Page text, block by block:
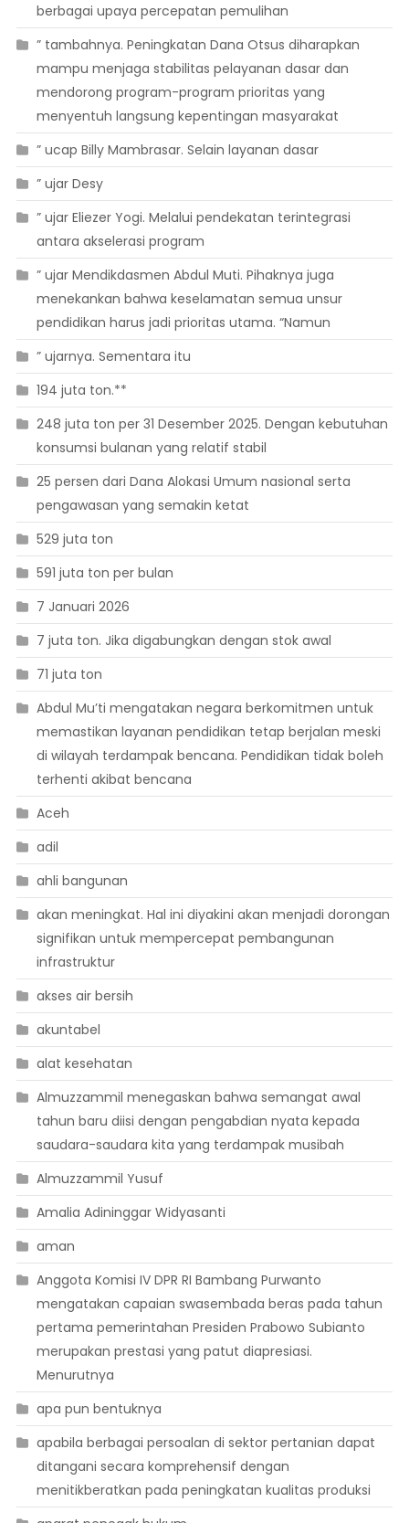
berbagai upaya percepatan pemulihan
” tambahnya. Peningkatan Dana Otsus diharapkan
mampu menjaga stabilitas pelayanan dasar dan
mendorong program-program prioritas yang
menyentuh langsung kepentingan masyarakat
” ucap Billy Mambrasar. Selain layanan dasar
” ujar Desy
” ujar Eliezer Yogi. Melalui pendekatan terintegrasi
antara akselerasi program
” ujar Mendikdasmen Abdul Muti. Pihaknya juga
menekankan bahwa keselamatan semua unsur
pendidikan harus jadi prioritas utama. “Namun
” ujarnya. Sementara itu
194 juta ton.**
248 juta ton per 31 Desember 2025. Dengan kebutuhan
konsumsi bulanan yang relatif stabil
25 persen dari Dana Alokasi Umum nasional serta
pengawasan yang semakin ketat
529 juta ton
591 juta ton per bulan
7 Januari 2026
7 juta ton. Jika digabungkan dengan stok awal
71 juta ton
Abdul Mu’ti mengatakan negara berkomitmen untuk
memastikan layanan pendidikan tetap berjalan meski
di wilayah terdampak bencana. Pendidikan tidak boleh
terhenti akibat bencana
Aceh
adil
ahli bangunan
akan meningkat. Hal ini diyakini akan menjadi dorongan
signifikan untuk mempercepat pembangunan
infrastruktur
akses air bersih
akuntabel
alat kesehatan
Almuzzammil menegaskan bahwa semangat awal
tahun baru diisi dengan pengabdian nyata kepada
saudara-saudara kita yang terdampak musibah
Almuzzammil Yusuf
Amalia Adininggar Widyasanti
aman
Anggota Komisi IV DPR RI Bambang Purwanto
mengatakan capaian swasembada beras pada tahun
pertama pemerintahan Presiden Prabowo Subianto
merupakan prestasi yang patut diapresiasi.
Menurutnya
apa pun bentuknya
apabila berbagai persoalan di sektor pertanian dapat
ditangani secara komprehensif dengan
menitikberatkan pada peningkatan kualitas produksi